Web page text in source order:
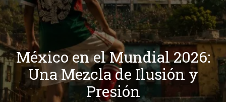
México en el Mundial 2026:
Una Mezcla de Ilusión y
Presión